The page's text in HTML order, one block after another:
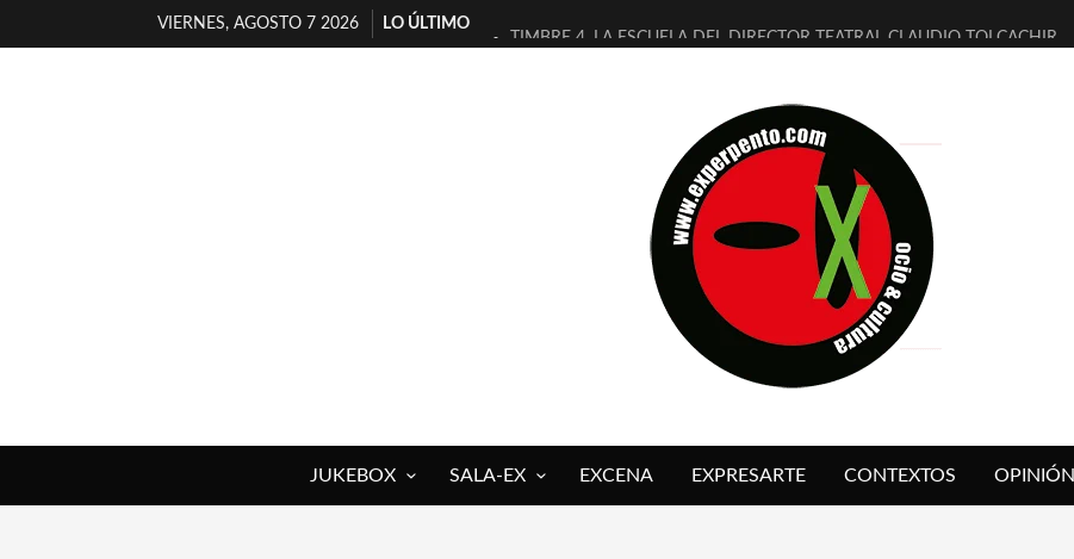
VIERNES, AGOSTO 7 2026
LO ÚLTIMO
TIMBRE 4, LA ESCUELA DEL DIRECTOR TEATRAL CLAUDIO TOLCACHIR
MILITARES JUDÍAS EN #EXVITA
D’BALDOMEROS REINVENTAN [BITÁCORA 3.0] EN EXVITA
MARSHALL FLASH PRESENTA EN EXVITA [RELATIVA SENCILLEZ]
JOFRE BARDAGÍ EN EXVITA INTERPRETANDO A SERRAT
YORCH PRESENTA [CURSO DE ARMONÍA PERSECUTORIA] EN EXVITA
MAGALÍ SARE NOS EXPLICA [DESCASADA]
«NO TENGO PUTOS SUEÑOS»
JUKEBOX SALA-EX EXCENA EXPRESARTE CONTEXTOS OPINIÓN